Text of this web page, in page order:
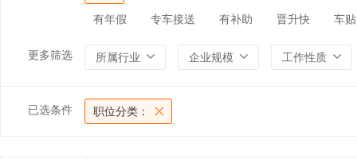
有年假 专车接送 有补助 晋升快 车贴
更多筛选 所属行业 企业规模 工作性质
已选条件 职位分类：